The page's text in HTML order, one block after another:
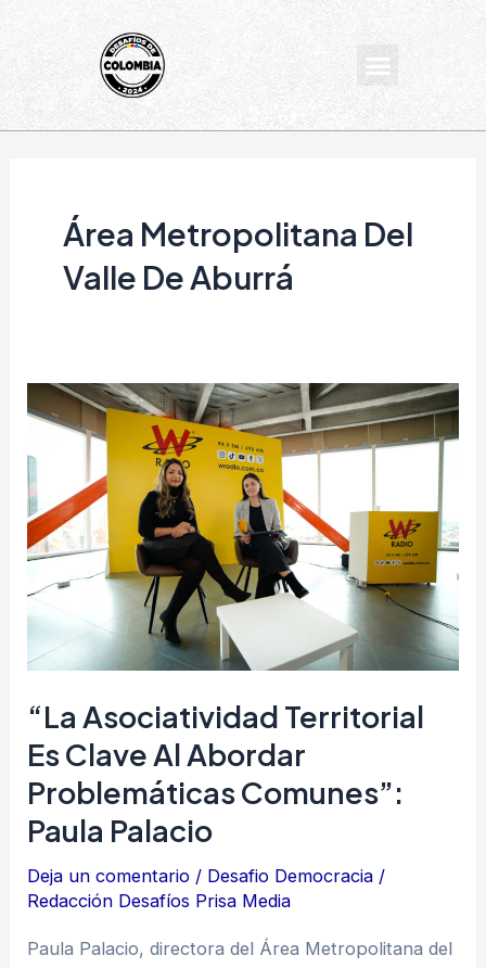
Menu
Área Metropolitana Del
Valle De Aburrá
“La Asociatividad Territorial
Es Clave Al Abordar
Problemáticas Comunes”:
Paula Palacio
Deja un comentario / Desafio Democracia /
Redacción Desafíos Prisa Media
Paula Palacio, directora del Área Metropolitana del
“La
asociatividad
territorial
es
clave
al
abordar
problemáticas
comunes”:
Palacio